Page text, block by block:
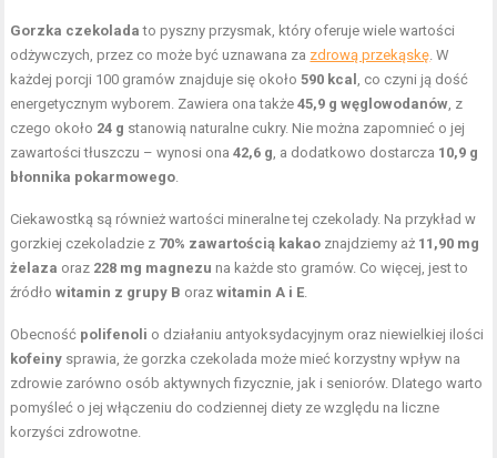
Gorzka czekolada to pyszny przysmak, który oferuje wiele wartości
odżywczych, przez co może być uznawana za zdrową przekąskę . W
każdej porcji 100 gramów znajduje się około590 kcal
, co czyni ją dość
energetycznym wyborem. Zawiera ona także45,9 g węglowodanów , z
czego około 24 g stanowią naturalne cukry. Nie można zapomnieć o jej
zawartości tłuszczu – wynosi ona42,6 g , a dodatkowo dostarcza 10,9 g
błonnika pokarmowego
Ciekawostką są również wartości mineralne tej czekolady. Na przykład w
gorzkiej czekoladzie z 70% zawartością kakao znajdziemy aż 11,90 mg
żelaza oraz 228 mg magnezu na każde sto gramów. Co więcej, jest to
źródłowitamin z grupy B orazwitamin A i E
Obecność polifenoli o działaniu antyoksydacyjnym oraz niewielkiej ilości
kofeiny sprawia, że gorzka czekolada może mieć korzystny wpływ na
zdrowie zarówno osób aktywnych fizycznie, jak i seniorów. Dlatego warto
pomyśleć o jej włączeniu do codziennej diety ze względu na liczne
korzyści zdrowotne.